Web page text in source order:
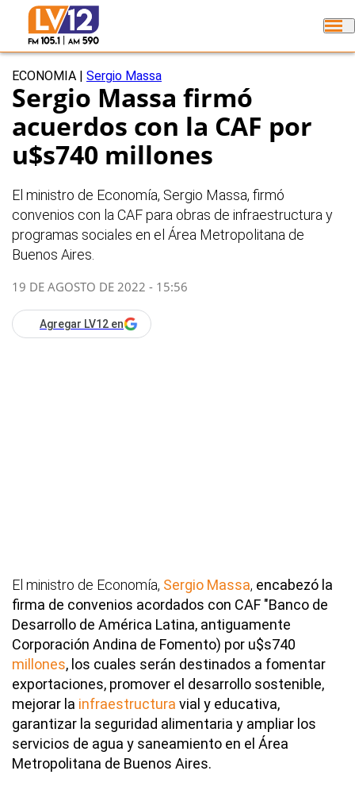
ECONOMIA Sergio Massa
Sergio Massa firmó
acuerdos con la CAF por
u$s740 millones
El ministro de Economía, Sergio Massa, firmó
convenios con la CAF para obras de infraestructura y
programas sociales en el Área Metropolitana de
Buenos Aires.
19 DE AGOSTO DE 2022 - 15:56
Agregar LV12 en
El ministro de Economía, Sergio Massa, encabezó la
firma de convenios acordados con CAF "Banco de
Desarrollo de América Latina, antiguamente
Corporación Andina de Fomento) por u$s740
millones, los cuales serán destinados a fomentar
exportaciones, promover el desarrollo sostenible,
mejorar la infraestructura vial y educativa,
garantizar la seguridad alimentaria y ampliar los
servicios de agua y saneamiento en el Área
Metropolitana de Buenos Aires.